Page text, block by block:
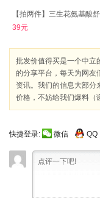
39元
批发价值得买是一个中立
的分享平台，每天为网友
资讯。我们的信息大部分
价格，不妨给我们爆料（
快捷登录: 微信 QQ